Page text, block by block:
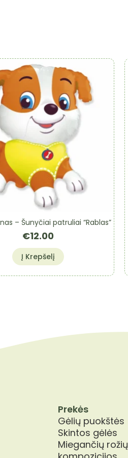
– Šunyčiai patruliai “Rablas”
€12.00
Į Krepšelį
Prekės
Gėlių puokštės
Skintos gėlės
Miegančių rožių